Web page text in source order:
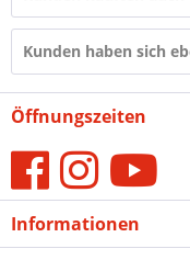
Kunden haben sich
Öffnungszeiten
Informationen